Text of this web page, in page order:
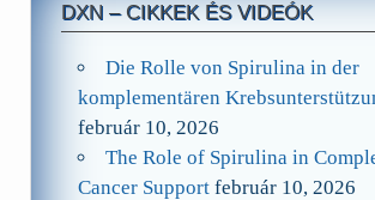
DXN – CIKKEK ÉS VIDEÓK
Die Rolle von Spirulina in der
komplementären
február 10, 2026
The Role of Spirulina in
Cancer Support február 10, 2026